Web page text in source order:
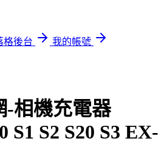
格後台
我的帳號
-相機充電器
S1 S2 S20 S3 EX-